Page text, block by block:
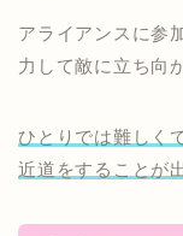
アライアンスに参
ひとりでは難しく
近道をすることが